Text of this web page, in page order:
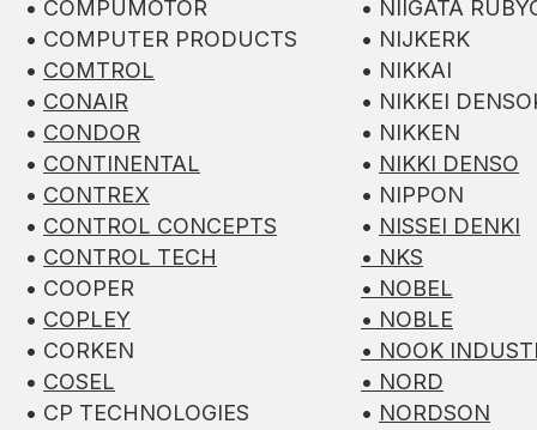
• COMPUMOTOR
• COMPUTER PRODUCTS
• COMTROL
• CONAIR
• CONDOR
• CONTINENTAL
• CONTREX
• CONTROL CONCEPTS
• CONTROL TECH
• COOPER
• COPLEY
• CORKEN
• COSEL
• CP TECHNOLOGIES
• NIIGATA
• NIJKERK
• NIKKAI
• NIKKEI
• NIKKEN
• NIKKI DENSO
• NIPPON
• NISSEI DENKI
• NKS
• NOBEL
• NOBLE
• NOOK
• NORD
• NORDSON